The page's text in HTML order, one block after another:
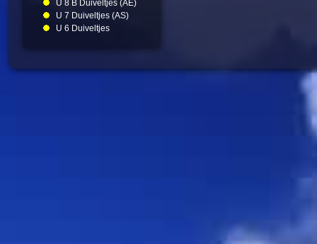
U 8 B Duiveltjes (AE)
U 7 Duiveltjes (AS)
U 6 Duiveltjes